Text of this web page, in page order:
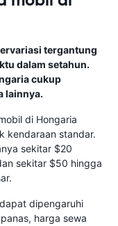
tergantung
dalam setahun.
cukup
lainnya.
di Hongaria
kendaraan standar.
sekitar $20
sekitar $50 hingga
dipengaruhi
harga sewa